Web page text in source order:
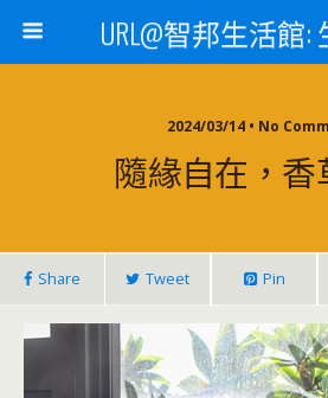
URL@智邦生活館
2024/03/14 • No
隨緣自在，香
Share Tweet Pin